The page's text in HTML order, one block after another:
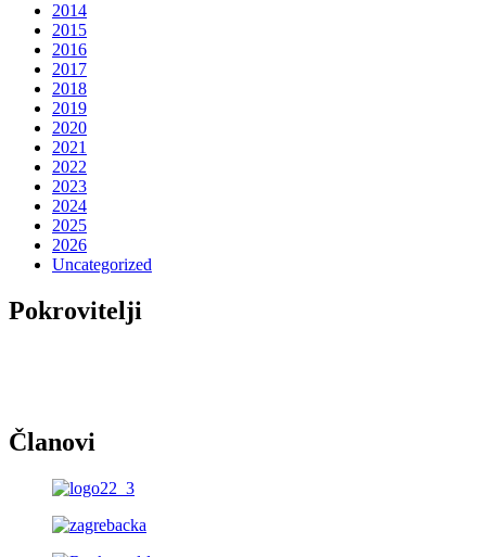
2014
2015
2016
2017
2018
2019
2020
2021
2022
2023
2024
2025
2026
Uncategorized
Pokrovitelji
Članovi